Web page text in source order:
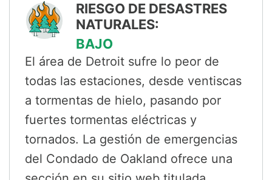
RIESGO DE DESASTRES
NATURALES:
BAJO
El área de Detroit sufre lo peor de
todas las estaciones, desde ventiscas
a tormentas de hielo, pasando por
fuertes tormentas eléctricas y
tornados. La gestión de emergencias
del Condado de Oakland ofrece una